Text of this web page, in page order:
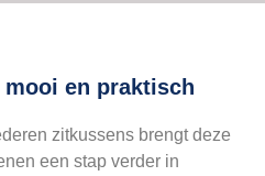
en praktisch
zitkussens brengt deze
een stap verder in